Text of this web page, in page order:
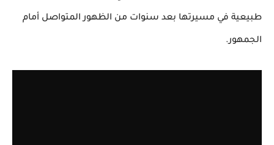
طبيعية في مسيرتها بعد سنوات من الظهور المتواصل أمام
الجمهور.